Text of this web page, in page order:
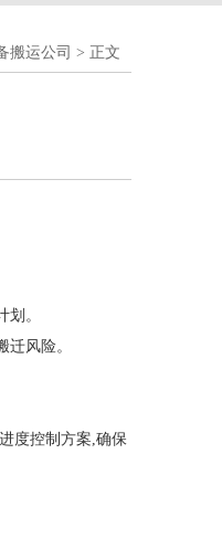
搬运公司 > 正文
。
风险。
度控制方案,确保